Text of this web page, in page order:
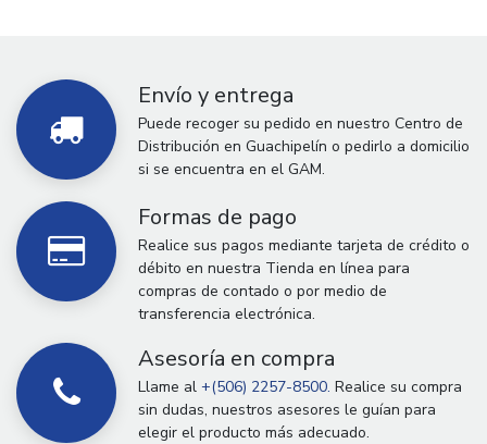
Envío y entrega
Puede recoger su pedido en nuestro Centro de
Distribución en Guachipelín o pedirlo a domicilio
si se encuentra en el GAM.
Formas de pago
Realice sus pagos mediante tarjeta de crédito o
débito en nuestra Tienda en línea para
compras de contado o por medio de
transferencia electrónica.
Asesoría en compra
Llame al +(506) 2257-8500. Realice su compra
sin dudas, nuestros asesores le guían para
elegir el producto más adecuado.